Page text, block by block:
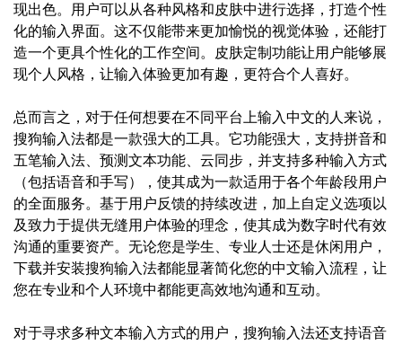
现出色。用户可以从各种风格和皮肤中进行选择，打造个性
化的输入界面。这不仅能带来更加愉悦的视觉体验，还能打
造一个更具个性化的工作空间。皮肤定制功能让用户能够展
现个人风格，让输入体验更加有趣，更符合个人喜好。
总而言之，对于任何想要在不同平台上输入中文的人来说，
搜狗输入法都是一款强大的工具。它功能强大，支持拼音和
五笔输入法、预测文本功能、云同步，并支持多种输入方式
（包括语音和手写），使其成为一款适用于各个年龄段用户
的全面服务。基于用户反馈的持续改进，加上自定义选项以
及致力于提供无缝用户体验的理念，使其成为数字时代有效
沟通的重要资产。无论您是学生、专业人士还是休闲用户，
下载并安装搜狗输入法都能显著简化您的中文输入流程，让
您在专业和个人环境中都能更高效地沟通和互动。
对于寻求多种文本输入方式的用户，搜狗输入法还支持语音